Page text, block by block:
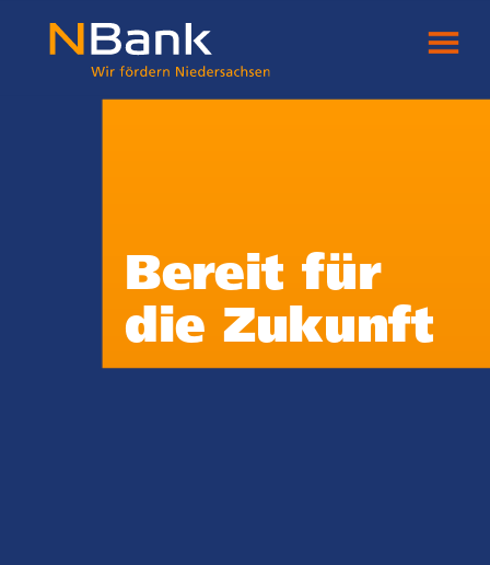
Bereit für
die Zukunft